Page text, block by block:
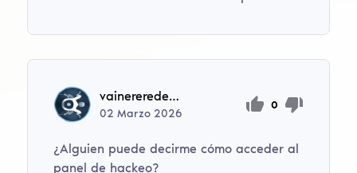
vainereredeacon
02Marzo 2026
0
¿Alguien puede decirme cómo acceder al
panel de hackeo?